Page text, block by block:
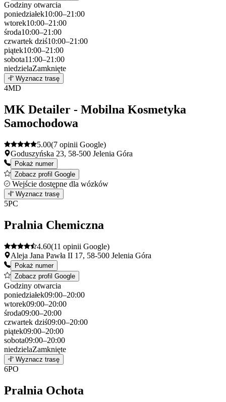
Godziny otwarcia
poniedziałek10:00–21:00
wtorek10:00–21:00
środa10:00–21:00
czwartek dziś10:00–21:00
piątek10:00–21:00
sobota11:00–21:00
niedzielaZamknięte
+
−
Wyznacz trasę
4MD
MK Detailer - Mobilna Kosmetyka
Samochodowa
5.00(7 opinii Google)
Goduszyńska 23, 58-500 Jelenia Góra
Pokaż numer
Zobacz profil Google
Wejście dostępne dla wózków
4
+
Wyznacz trasę
5PC
Pralnia Chemiczna
4.60(11 opinii Google)
Aleja Jana Pawła II 17, 58-500 Jelenia Góra
Pokaż numer
Zobacz profil Google
Godziny otwarcia
poniedziałek09:00–20:00
wtorek09:00–20:00
środa09:00–20:00
czwartek dziś09:00–20:00
piątek09:00–20:00
sobota09:00–20:00
niedzielaZamknięte
+
Wyznacz trasę
6PO
Pralnia Ochota